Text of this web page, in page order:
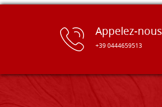
Appelez-nous
+39 0444659513